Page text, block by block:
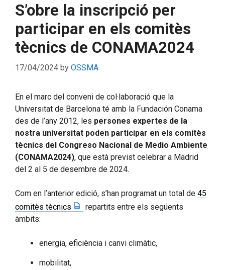
S’obre la inscripció per
participar en els comitès
tècnics de CONAMA2024
17/04/2024 by OSSMA
En el marc del conveni de col·laboració que la
Universitat de Barcelona té amb la Fundación Conama
des de l’any 2012, les persones expertes de la
nostra universitat poden participar en els comitès
tècnics del Congreso Nacional de Medio Ambiente
(CONAMA2024), que està previst celebrar a Madrid
del 2 al 5 de desembre de 2024.
Com en l’anterior edició, s’han programat un total de 45
comitès tècnics
repartits entre els següents
àmbits:
energia, eficiència i canvi climàtic,
mobilitat,